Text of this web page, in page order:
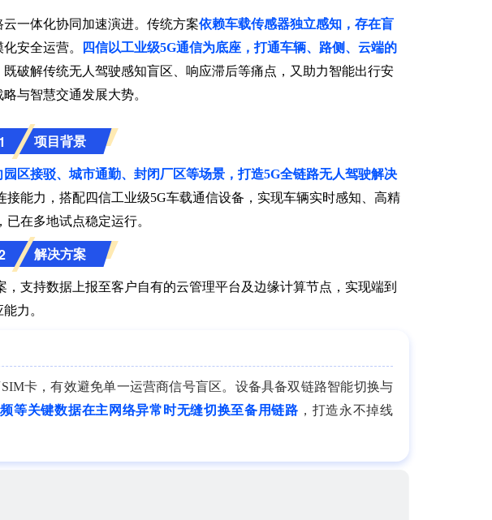
一体化协同加速演进。传统方案依赖车载传感器独立感知，存在盲
安全运营。
四信以工业级5G通信为底座，打通车辆、路侧、云端的
既破解传统无人驾驶感知盲区、响应滞后等痛点，又助力智能出行安
与智慧交通发展大势。
项目背景
园区接驳、城市通勤、封闭厂区等场景，打造5G全链路无人驾驶解决
能力，搭配四信工业级5G车载通信设备，实现车辆实时感知、高精
在多地试点稳定运行。
解决方案
支持数据上报至客户自有的云管理平台及边缘计算节点，实现端到
力。
卡，有效避免单一运营商信号盲区。设备具备双链路智能切换与
等关键数据在主网络异常时无缝切换至备用链路 ，打造永不掉线